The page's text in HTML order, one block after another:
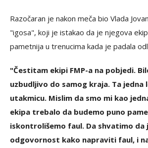
Razočaran je nakon meča bio Vlada
"igosa", koji je istakao da je njegova
pametnija u trenucima kada je padala
"Čestitam ekipi FMP-a na pobjedi.
uzbudljivo do samog kraja. Ta jedna
utakmicu. Mislim da smo mi kao
ekipa trebalo da budemo puno
iskontrolišemo faul. Da shvatimo da
odgovornost kako napraviti faul, i